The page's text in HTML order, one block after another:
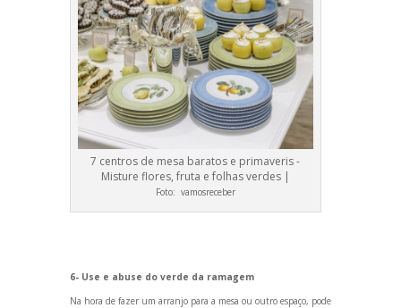
7 centros de mesa baratos e primaveris -
Misture flores, fruta e folhas verdes |
Foto: vamosreceber
6- Use e abuse do verde da ramagem
Na hora de fazer um arranjo para a mesa ou outro espaço, pode